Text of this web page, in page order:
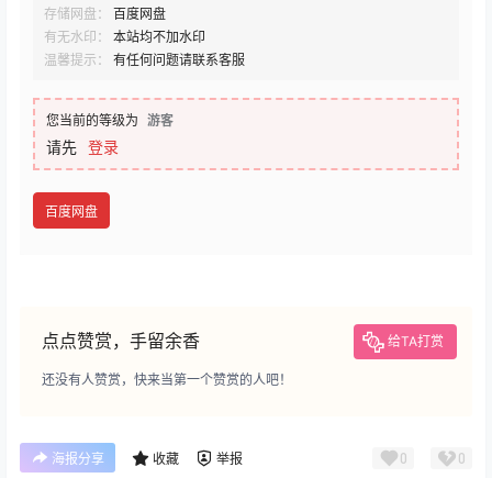
存储网盘：
百度网盘
有无水印：
本站均不加水印
温馨提示：
有任何问题请联系客服
您当前的等级为 游客
请先 登录
百度网盘
点点赞赏，手留余香 给TA打赏
还没有人赞赏，快来当第一个赞赏的人吧！
海报分享 收藏 举报 0 0